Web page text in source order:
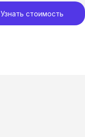
Узнать стоимость